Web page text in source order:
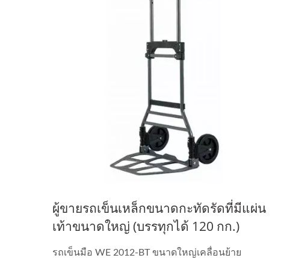
ผู้ขายรถเข็นเหล็กขนาดกะทัดรัดที่มีแผ่น
เท้าขนาดใหญ่ (บรรทุกได้ 120 กก.)
รถเข็นมือ WE 2012-BT ขนาดใหญ่เคลื่อนย้าย